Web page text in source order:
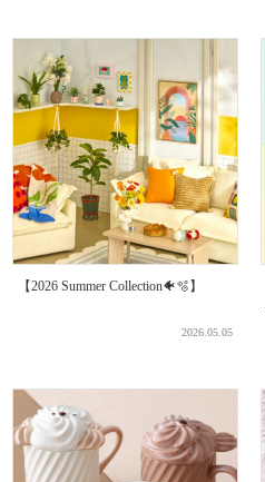
【2026 Summer Collection🐠🫧】
2026.05.05